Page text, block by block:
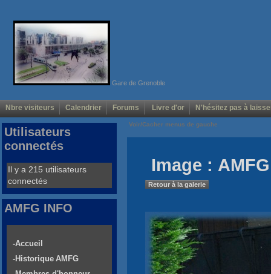
Gare de Grenoble
Nbre visiteurs Calendrier Forums Livre d'or N'hésitez pas à
Voir/Cacher menus de gauche
Image :
Retour à la galerie
Utilisateurs
connectés
Il y a 215 utilisateurs
connectés
AMFG INFO
-Accueil
-Historique AMFG